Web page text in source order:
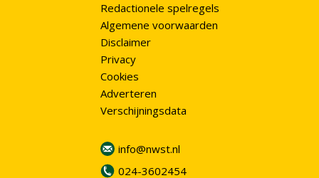
Redactionele spelregels
Algemene voorwaarden
Disclaimer
Privacy
Cookies
Adverteren
Verschijningsdata
info@nwst.nl
024-3602454